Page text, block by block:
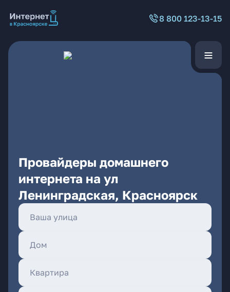
8 800 123-13-15
Провайдеры домашнего
интернета на ул
Ленинградская, Красноярск